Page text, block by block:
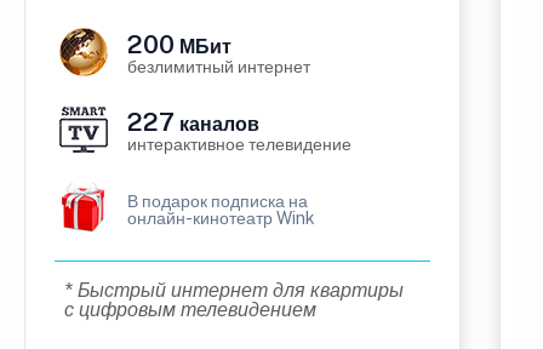
200 МБит
безлимитный интернет
227 каналов
интерактивное телевидение
В подарок подписка на
онлайн-кинотеатр Wink
* Быстрый интернет для квартиры
с цифровым телевидением